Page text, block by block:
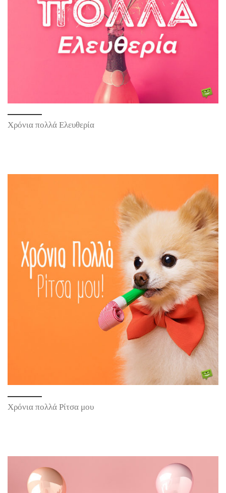
Χρόνια πολλά Ελευθερία
Χρόνια πολλά Ρίτσα μου